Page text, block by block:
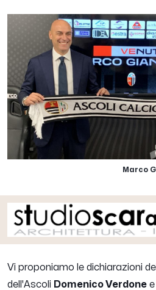
Marco
Vi proponiamo le dichiarazioni
dell'Ascoli Domenico Verdone